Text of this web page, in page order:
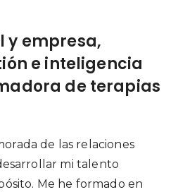
y empresa,
e inteligencia
de terapias
de las relaciones
mi talento
Me he formado en